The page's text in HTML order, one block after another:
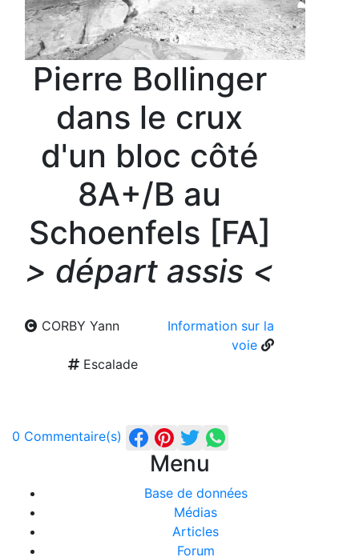
Pierre Bollinger
dans le crux
d'un bloc côté
8A+/B au
Schoenfels [FA]
> départ assis <
CORBY Yann
Information sur la
voie
Escalade
0 Commentaire(s)
Menu
Base de données
Médias
Articles
Forum